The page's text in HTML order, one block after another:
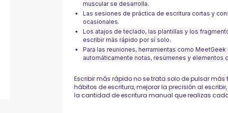
muscular se desarrolla.
Las sesiones de práctica de escritura cortas y
ocasionales.
Los atajos de teclado, las plantillas y los
escribir más rápido por sí solo.
Para las reuniones, herramientas como
automáticamente notas, resúmenes y elementos
Escribir más rápido no se trata solo de pulsar
hábitos de escritura, mejorar la precisión al
la cantidad de escritura manual que realizas